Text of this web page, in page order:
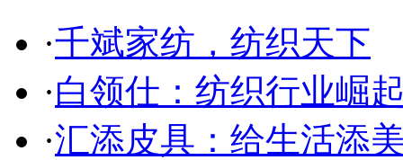
·千斌家纺，纺织天下
·白领仕：纺织行业崛
·汇添皮具：给生活添